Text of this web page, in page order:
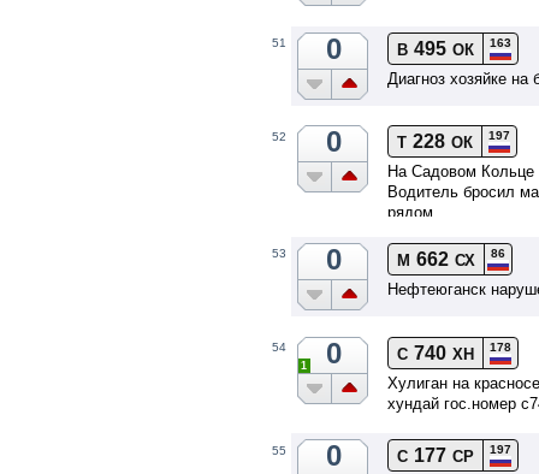
51 0 В 495 ОК 163
Диагноз хозяйке на
52 0 Т 228 ОК 197
На Садовом Кольце
Водитель бросил
рядом.
53 0 М 662 СХ 86
Нефтеюганск
54 0
1
С 740 ХН 178
Хулиган на
хундай гос.номер
55 0 С 177 СР 197